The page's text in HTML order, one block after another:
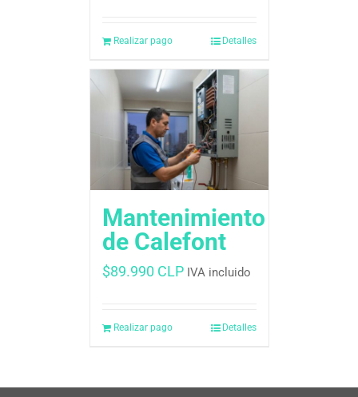
Realizar pago Detalles
Mantenimiento
de Calefont
$89.990 CLP IVA incluido
Realizar pago Detalles